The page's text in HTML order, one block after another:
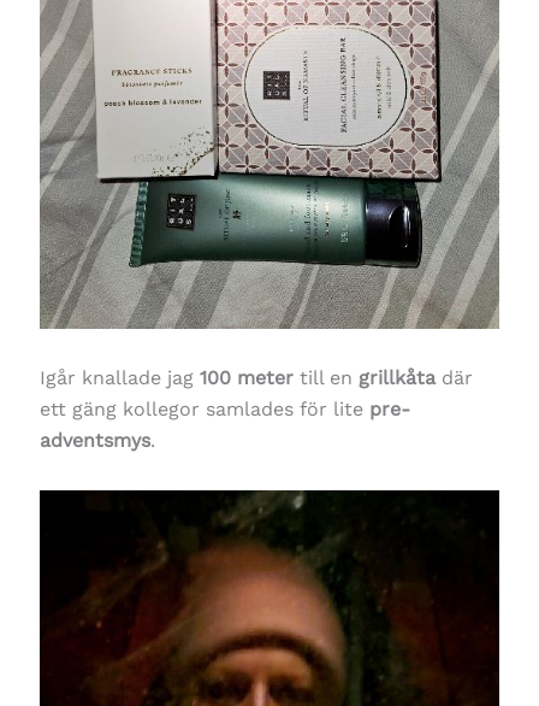
Igår knallade jag 100 metertill en grillkåtadär
ett gäng kollegor samlades för lite pre-
adventsmys.